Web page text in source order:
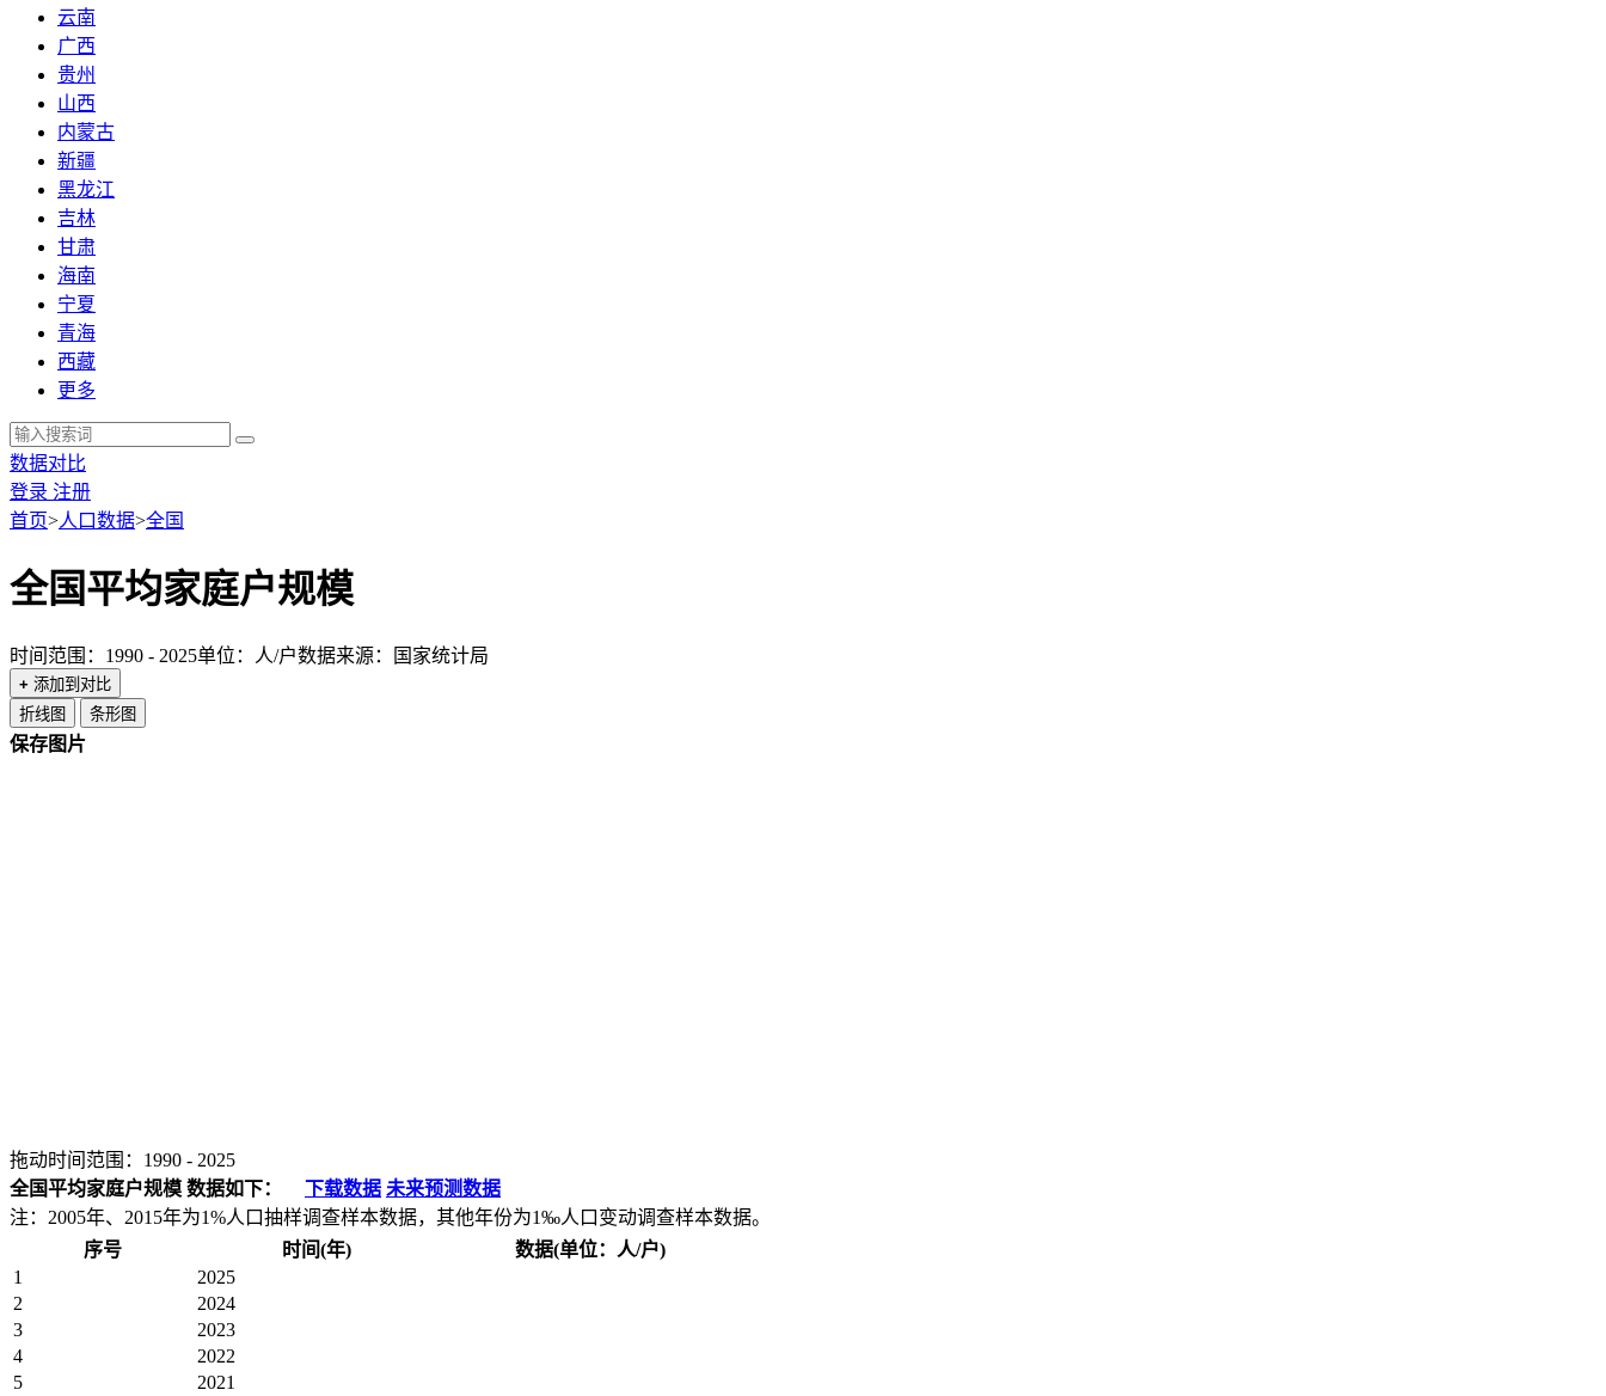
云南
广西
贵州
山西
内蒙古
新疆
黑龙江
吉林
甘肃
海南
宁夏
青海
西藏
更多
数据对比
登录 注册
首页>人口数据>全国
全国平均家庭户规模
时间范围：1990 - 2025单位：人/户数据来源：国家统计局
+ 添加到对比
折线图
条形图
保存图片
拖动时间范围： 1990 - 2025
全国平均家庭户规模 数据如下：
下载数据 未来预测数据
注：2005年、2015年为1%人口抽样调查样本数据，其他年份为1‰人口变动调查样本数据。
序号
时间(年)
数据(单位：人/户)
1
2025
2
2024
3
2023
4
2022
5
2021